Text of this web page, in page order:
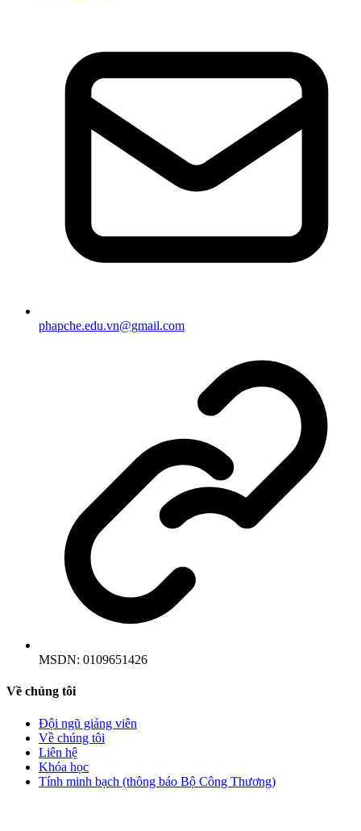
phapche.edu.vn@gmail.com
MSDN: 0109651426
Về chúng tôi
Đội ngũ giảng viên
Về chúng tôi
Liên hệ
Khóa học
Tính minh bạch (thông báo Bộ Công Thương)